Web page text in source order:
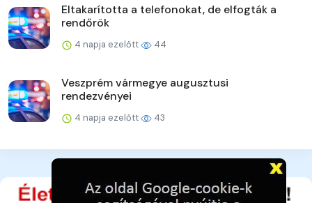
Eltakarította a telefonokat, de elfogták a
rendőrök
4 napja ezelőtt 44
Veszprém vármegye augusztusi
rendezvényei
4 napja ezelőtt 43